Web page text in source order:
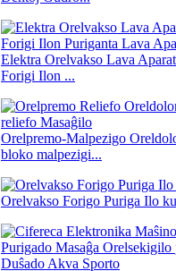
Elektra Orelvakso Lava
Forigi Ilon ...
Orelpremo-Malpezigo
bloko malpezigi...
Orelvakso Forigo Puriga Ilo